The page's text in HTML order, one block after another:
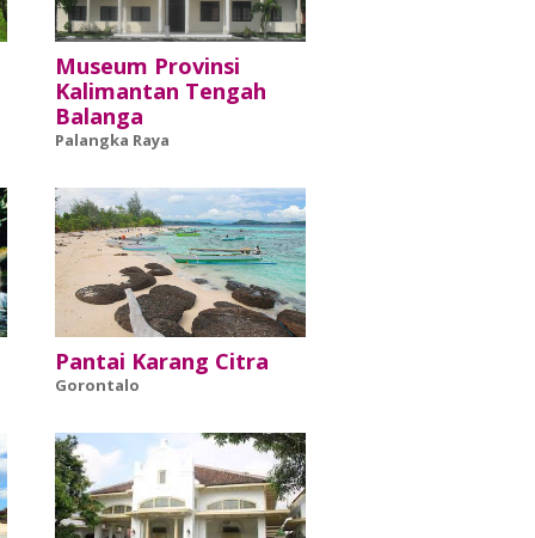
Museum Provinsi
Kalimantan Tengah
Balanga
Palangka Raya
Pantai Karang Citra
Gorontalo